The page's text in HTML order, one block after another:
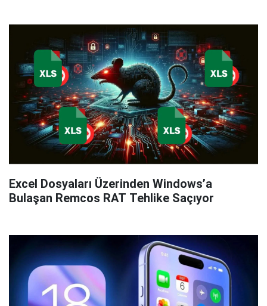
Excel Dosyaları Üzerinden Windows’a
Bulaşan Remcos RAT Tehlike Saçıyor